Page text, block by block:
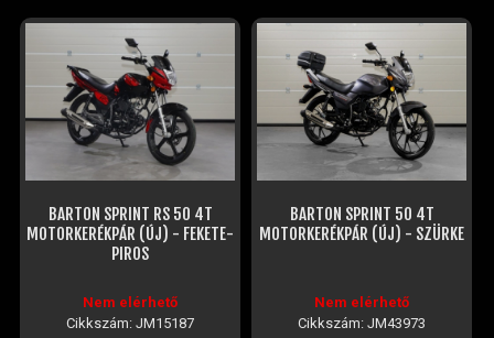
BARTON SPRINT 50 4T
MOTORKERÉKPÁR (ÚJ) - SZÜRKE
Nem elérhető
Cikkszám: JM43973
BARTON SPRINT RS 50 4T
MOTORKERÉKPÁR (ÚJ) - FEKETE-
Nem elérhető
Cikkszám: JM47438